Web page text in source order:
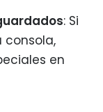
: Si
consola,
en